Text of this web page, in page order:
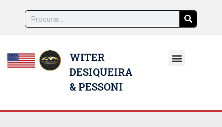
WITER
DESIQUEIRA
& PESSONI